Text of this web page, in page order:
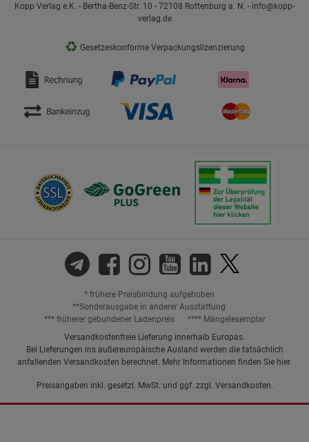
Kopp Verlag e.K. - Bertha-Benz-Str. 10 - 72108 Rottenburg a. N. - info@kopp-
verlag.de
♻ Gesetzeskonforme Verpackungslizenzierung
* frühere Preisbindung aufgehoben
**Sonderausgabe in anderer Ausstattung
*** früherer gebundener Ladenpreis
**** Mängelexemplar
Versandkostenfreie Lieferung innerhalb Europas.
Bei Lieferungen ins außereuropäische Ausland werden die tatsächlich
anfallenden Versandkosten berechnet. Mehr Informationen finden Sie hier.
Preisangaben inkl. gesetzl. MwSt. und ggf. zzgl. Versandkosten.